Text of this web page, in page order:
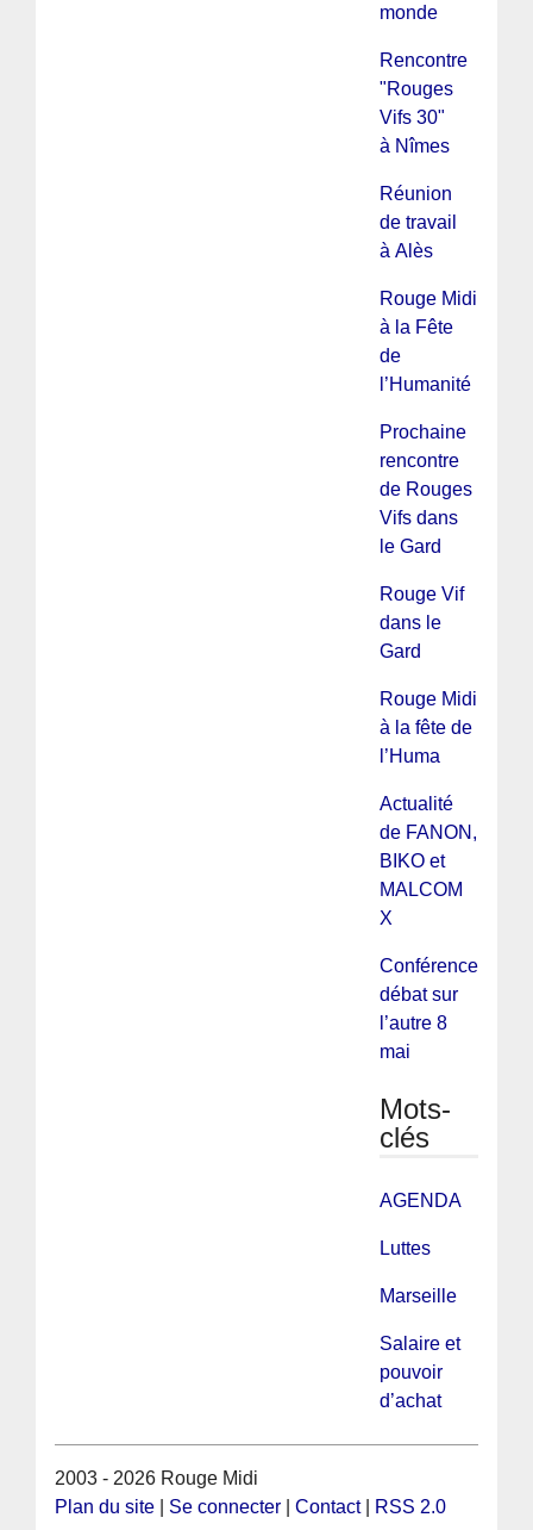
monde
Rencontre
"Rouges
Vifs 30"
à Nîmes
Réunion
de travail
à Alès
Rouge Midi
à la Fête
de
l’Humanité
Prochaine
rencontre
de Rouges
Vifs dans
le Gard
Rouge Vif
dans le
Gard
Rouge Midi
à la fête de
l’Huma
Actualité
de FANON,
BIKO et
MALCOM
X
Conférence
débat sur
l’autre 8
mai
Mots-
clés
AGENDA
Luttes
Marseille
Salaire et
pouvoir
d’achat
2003 - 2026 Rouge Midi
Plan du site
Se connecter |Contact| RSS 2.0